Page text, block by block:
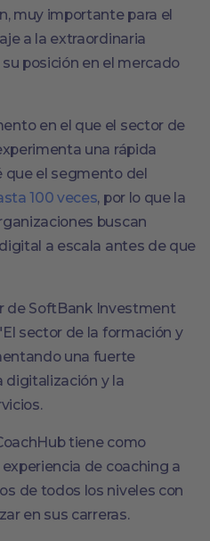
muy importante para el
a la extraordinaria
posición en el mercado
en el que el sector de
una rápida
que el segmento del
100 veces, por lo que la
buscan
a escala antes de que
de SoftBank Investment
sector de la formación y
una fuerte
digitalización y la
tiene como
de coaching a
de todos los niveles con
en sus carreras.